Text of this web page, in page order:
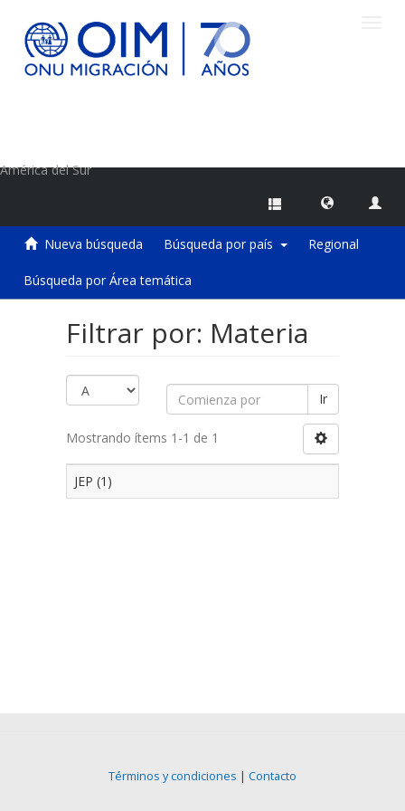
América del Sur
Nueva búsqueda Búsqueda por país Regional
Búsqueda por Área temática
Filtrar por: Materia
Ir
Mostrando ítems 1-1 de 1
JEP (1)
Términos y condiciones | Contacto